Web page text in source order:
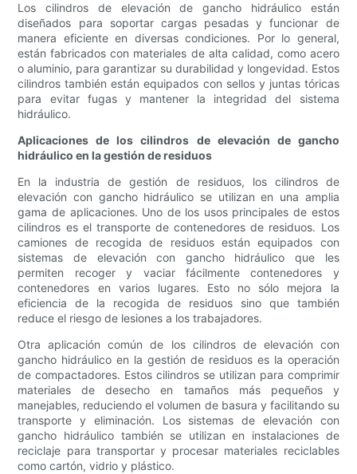
Los cilindros de elevación de gancho hidráulico están
diseñados para soportar cargas pesadas y funcionar de
manera eficiente en diversas condiciones. Por lo general,
están fabricados con materiales de alta calidad, como acero
o aluminio, para garantizar su durabilidad y longevidad. Estos
cilindros también están equipados con sellos y juntas tóricas
para evitar fugas y mantener la integridad del sistema
hidráulico.
Aplicaciones de los cilindros de elevación de gancho
hidráulico en la gestión de residuos
En la industria de gestión de residuos, los cilindros de
elevación con gancho hidráulico se utilizan en una amplia
gama de aplicaciones. Uno de los usos principales de estos
cilindros es el transporte de contenedores de residuos. Los
camiones de recogida de residuos están equipados con
sistemas de elevación con gancho hidráulico que les
permiten recoger y vaciar fácilmente contenedores y
contenedores en varios lugares. Esto no sólo mejora la
eficiencia de la recogida de residuos sino que también
reduce el riesgo de lesiones a los trabajadores.
Otra aplicación común de los cilindros de elevación con
gancho hidráulico en la gestión de residuos es la operación
de compactadores. Estos cilindros se utilizan para comprimir
materiales de desecho en tamaños más pequeños y
manejables, reduciendo el volumen de basura y facilitando su
transporte y eliminación. Los sistemas de elevación con
gancho hidráulico también se utilizan en instalaciones de
reciclaje para transportar y procesar materiales reciclables
como cartón, vidrio y plástico.